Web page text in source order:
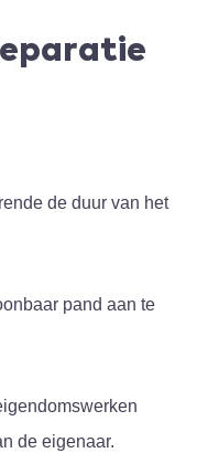
de duur van het
pand aan te
de eigenaar.